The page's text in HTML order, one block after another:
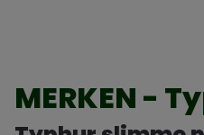
MERKEN -